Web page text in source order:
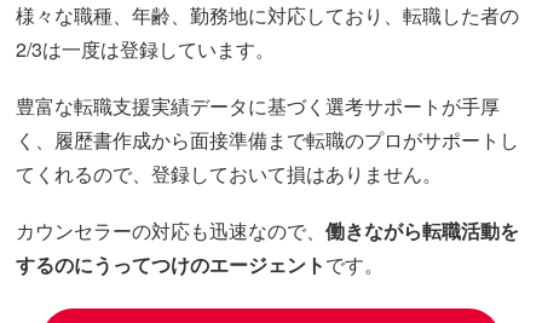
様々な職種、年齢、勤務地に対応しており、転職した者の
2/3は一度は登録しています。
豊富な転職支援実績データに基づく選考サポートが手厚
く、履歴書作成から面接準備まで転職のプロがサポートし
てくれるので、登録しておいて損はありません。
カウンセラーの対応も迅速なので、働きながら転職活動を
するのにうってつけのエージェントです。